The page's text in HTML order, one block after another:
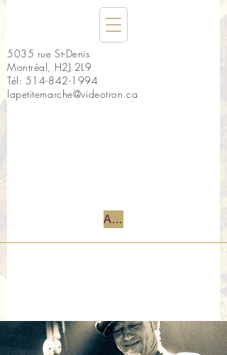
5035 rue St-Denis
Montréal, H2J 2L9
Tél: 514-842-1994
lapetitemarche@videotron.ca
Accueil